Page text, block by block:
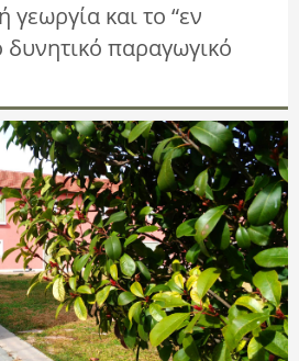
γεωργία και το “εν
παραγωγικό